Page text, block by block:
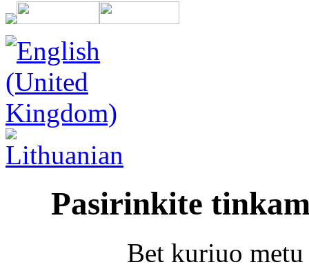
Pasirinkite
Bet kuriuo